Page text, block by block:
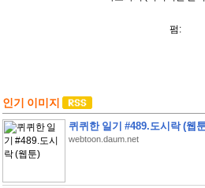
펌:
인기 이미지
퀴퀴한 일기 #489.도시락 (웹
webtoon.daum.net